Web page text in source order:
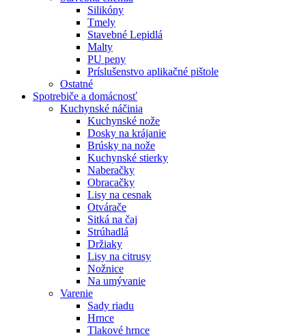
Silikóny
Tmely
Stavebné Lepidlá
Malty
PU peny
Príslušenstvo aplikačné pištole
Ostatné
Spotrebiče a domácnosť
Kuchynské náčinia
Kuchynské nože
Dosky na krájanie
Brúsky na nože
Kuchynské stierky
Naberačky
Obracačky
Lisy na cesnak
Otvárače
Sitká na čaj
Strúhadlá
Držiaky
Lisy na citrusy
Nožnice
Na umývanie
Varenie
Sady riadu
Hrnce
Tlakové hrnce